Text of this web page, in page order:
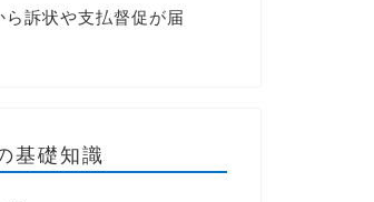
ら訴状や支払督促が届
基礎知識